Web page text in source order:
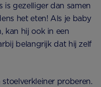
gezelliger dan samen
het eten! Als je baby
kan hij ook in een
belangrijk dat hij zelf
proberen.